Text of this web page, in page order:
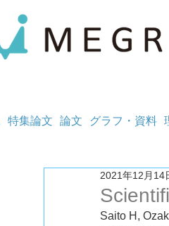
特集論文 論文 グラフ・資料
2021年12月14
Saito H,